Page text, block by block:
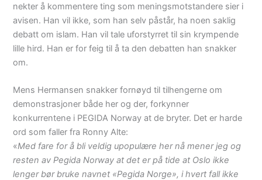
nekter å kommentere ting som meningsmotstandere sier i
avisen. Han vil ikke, som han selv påstår, ha noen saklig
debatt om islam. Han vil tale uforstyrret til sin krympende
lille hird. Han er for feig til å ta den debatten han snakker
om.
Mens Hermansen snakker fornøyd til tilhengerne om
demonstrasjoner både her og der, forkynner
konkurrentene i PEGIDA Norway at de bryter. Det er harde
ord som faller fra Ronny Alte:
«Med fare for å bli veldig upopulære her nå mener jeg og
resten av Pegida Norway at det er på tide at Oslo ikke
lenger bør bruke navnet «Pegida Norge», i hvert fall ikke